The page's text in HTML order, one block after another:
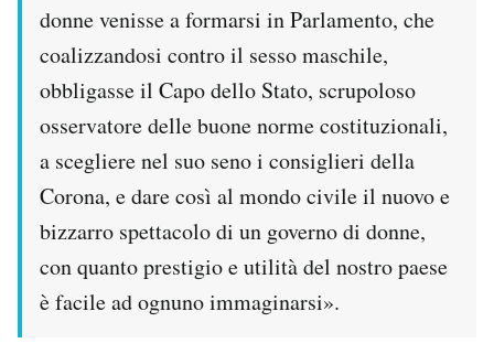
donne venisse a formarsi in Parlamento, che
coalizzandosi contro il sesso maschile,
obbligasse il Capo dello Stato, scrupoloso
osservatore delle buone norme costituzionali,
a scegliere nel suo seno i consiglieri della
Corona, e dare così al mondo civile il nuovo e
bizzarro spettacolo di un governo di donne,
con quanto prestigio e utilità del nostro paese
è facile ad ognuno immaginarsi».